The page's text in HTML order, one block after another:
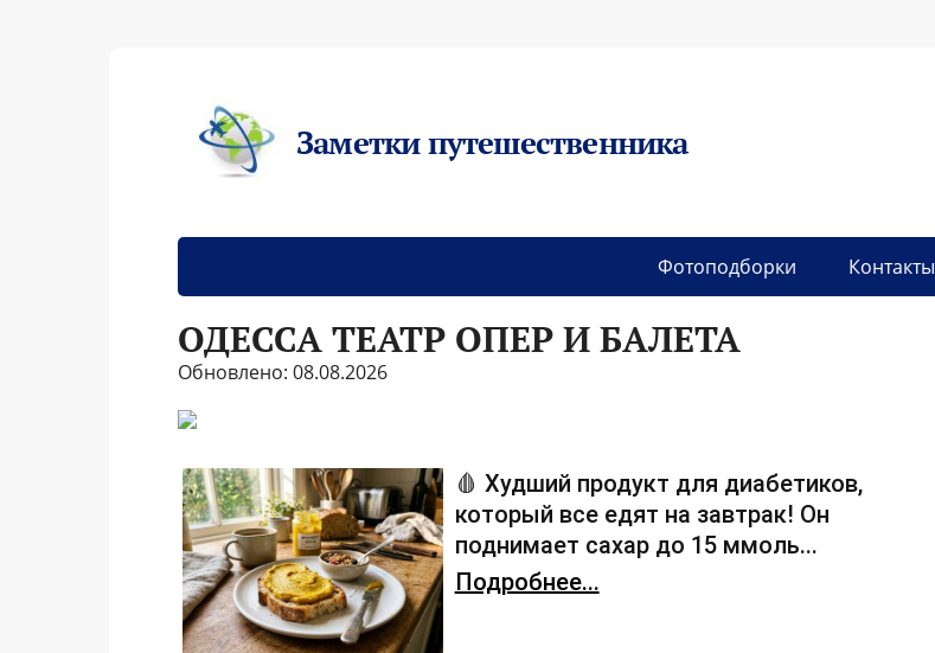
Заметки путешественника
Фотоподборки Контакты
ОДЕССА ТЕАТР ОПЕР И БАЛЕТА
Обновлено: 08.08.2026
🩸 Худший продукт для диабетиков,
который все едят на завтрак! Он
поднимает сахар до 15 ммоль...
Подробнее...